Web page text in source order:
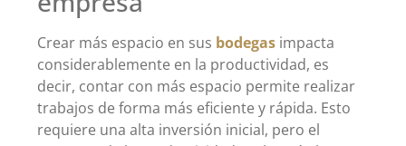
Crear más espacio en sus bodegas impacta
considerablemente en la productividad, es
decir, contar con más espacio permite realizar
trabajos de forma más eficiente y rápida. Esto
requiere una alta inversión inicial, pero el